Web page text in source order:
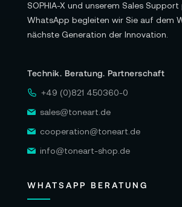
SOPHIA-X und unserem Sales Support
WhatsApp begleiten wir Sie auf dem
nächste Generation der Innovation.
Technik. Beratung. Partnerschaft
+49 (0)821 450360-0
sales@toneart.de
cooperation@toneart.de
info@toneart-shop.de
WHATSAPP BERATUNG